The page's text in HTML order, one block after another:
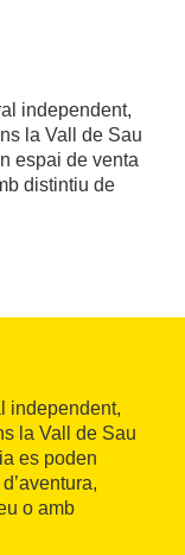
independent,
la Vall de Sau
espai de venta
distintiu de
independent,
la Vall de Sau
es poden
o amb